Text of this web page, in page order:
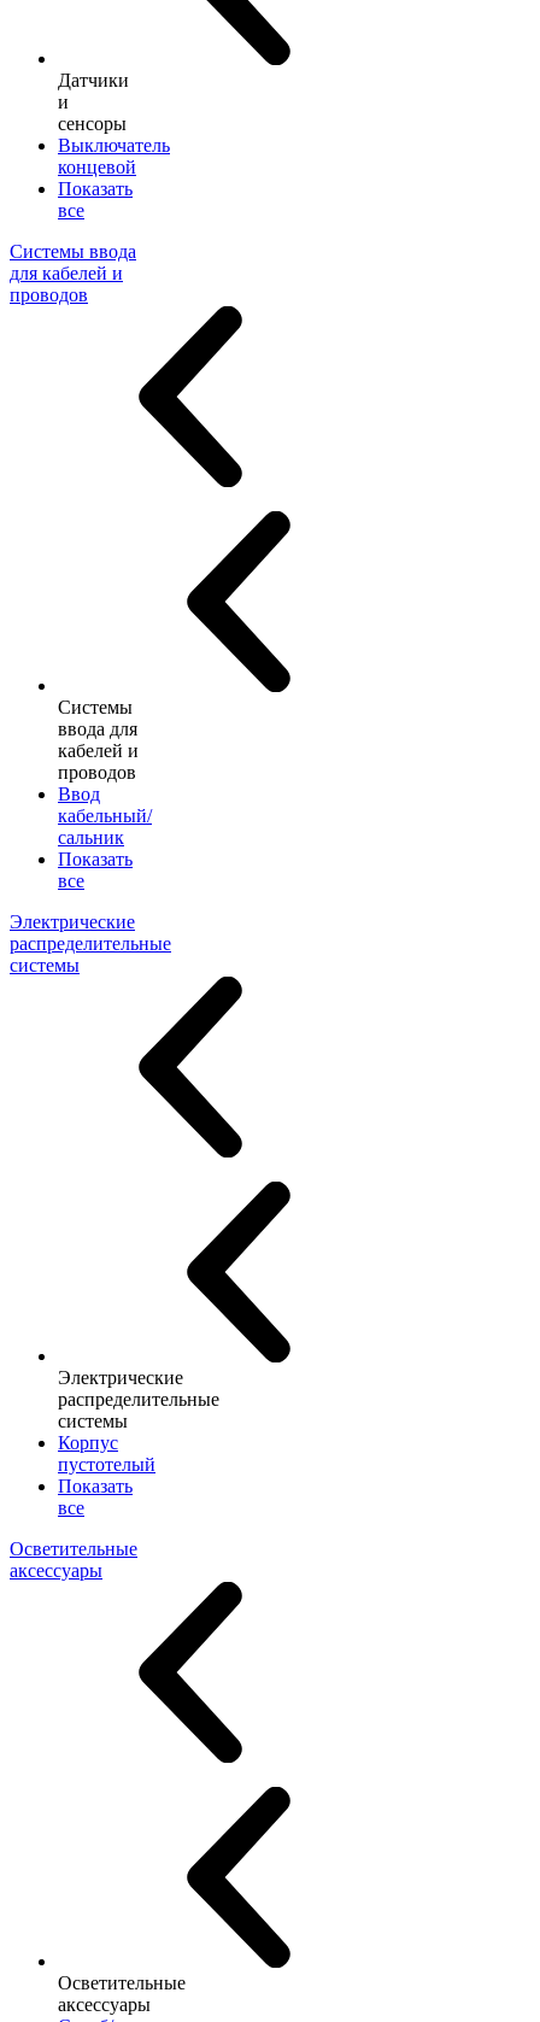
Датчики
и
сенсоры
Выключатель
концевой
Показать
все
Системы ввода
для кабелей и
проводов
Системы
ввода для
кабелей и
проводов
Ввод
кабельный/
сальник
Показать
все
Электрические
распределительные
системы
Электрические
распределительные
системы
Корпус
пустотелый
Показать
все
Осветительные
аксессуары
Осветительные
аксессуары